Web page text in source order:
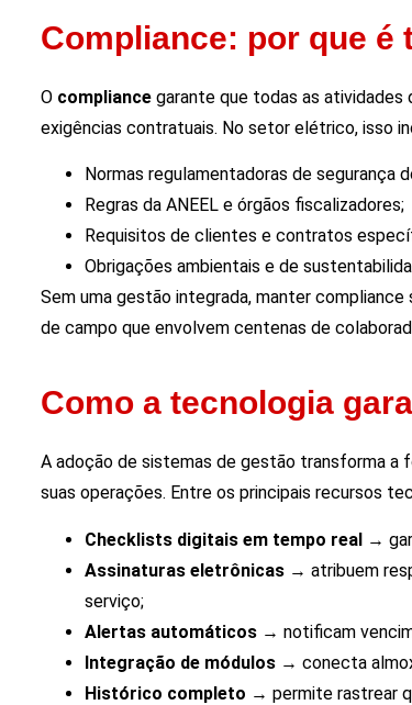
Compliance: por que
O compliance garante que todas as atividades
exigências contratuais. No setor elétrico, isso
Normas regulamentadoras de segurança
Regras da ANEEL e órgãos fiscalizadores;
Requisitos de clientes e contratos
Obrigações ambientais e de
Sem uma gestão integrada, manter
de campo que envolvem centenas de
Como a tecnologia
A adoção de sistemas de gestão transforma a
suas operações. Entre os principais recursos
Checklists digitais em tempo real →
Assinaturas eletrônicas → atribuem
serviço;
Alertas automáticos → notificam
Integração de módulos → conecta
Histórico completo → permite rastrear